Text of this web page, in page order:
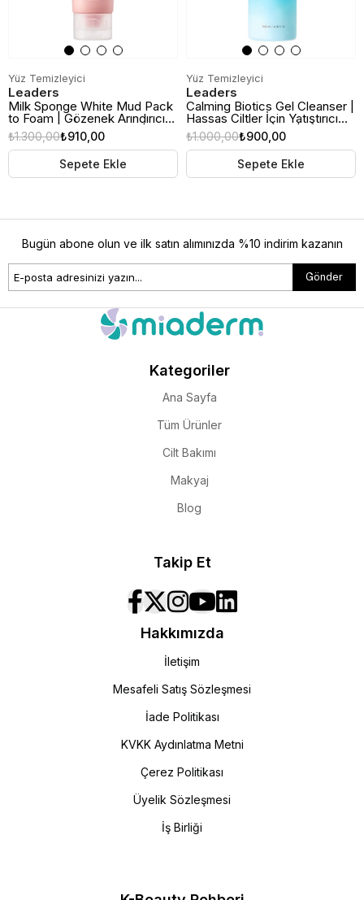
Yüz Temizleyici
Leaders
Milk Sponge White Mud Pack
to Foam | Gözenek Arındırıcı
Yüz Temizleme Köpüğü |
120gr ₺910,00
₺1.300,00
Sepete Ekle
Yüz Temizleyici
Leaders
Calming Biotics Gel Cleanser |
Hassas Ciltler İçin Yatıştırıcı
Yüz Temizleme Jeli | 200ml
₺900,00
₺1.000,00
Sepete Ekle
Bugün abone olun ve ilk satın alımınızda %10 indirim kazanın
Gönder
Kategoriler
Ana Sayfa
Tüm Ürünler
Cilt Bakımı
Makyaj
Blog
Takip Et
Hakkımızda
İletişim
Mesafeli Satış Sözleşmesi
İade Politikası
KVKK Aydınlatma Metni
Çerez Politikası
Üyelik Sözleşmesi
İş Birliği